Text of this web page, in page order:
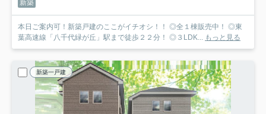
新築
本日ご案内可！新築戸建のここがイチオシ！！ ◎全１棟販売中！ ◎東
葉高速線「八千代緑が丘」駅まで徒歩２２分！ ◎３LDK... もっと見る
新築一戸建